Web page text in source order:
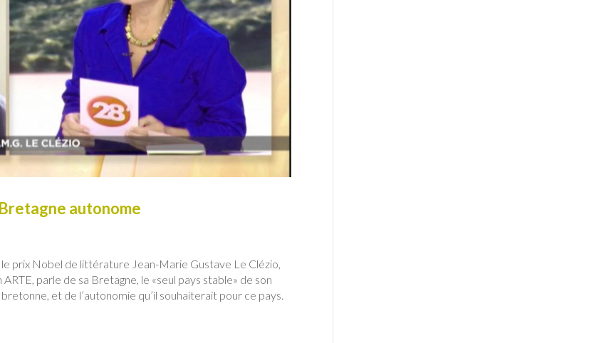
autonome
le prix Nobel de littérature Jean-Marie Gustave Le Clézio,
parle de sa Bretagne, le «seul pays stable» de son
et de l’autonomie qu’il souhaiterait pour ce pays.